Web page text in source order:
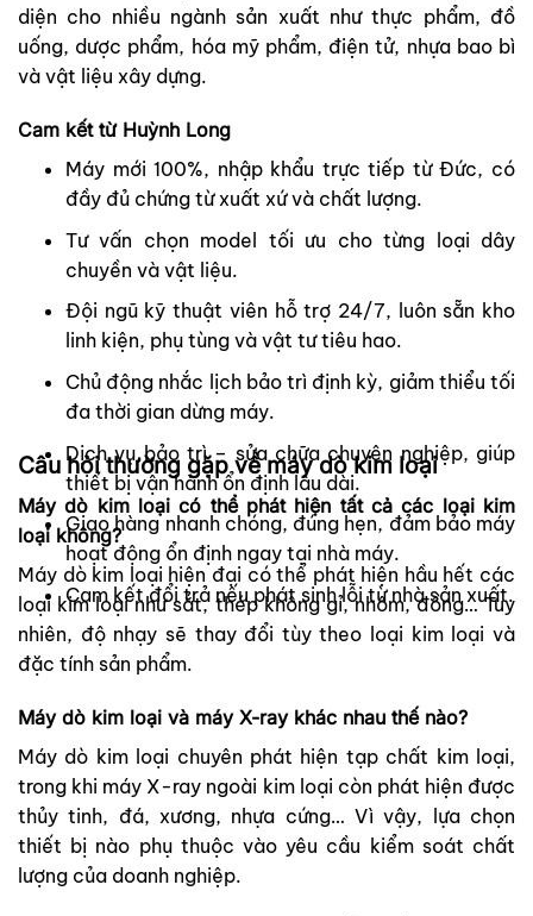
diện cho nhiều ngành sản xuất như thực phẩm, đồ
uống, dược phẩm, hóa mỹ phẩm, điện tử, nhựa bao bì
và vật liệu xây dựng.
Cam kết từ Huỳnh Long
Máy mới 100%, nhập khẩu trực tiếp từ Đức, có
đầy đủ chứng từ xuất xứ và chất lượng.
Tư vấn chọn model tối ưu cho từng loại dây
chuyền và vật liệu.
Đội ngũ kỹ thuật viên hỗ trợ 24/7, luôn sẵn kho
linh kiện, phụ tùng và vật tư tiêu hao.
Chủ động nhắc lịch bảo trì định kỳ, giảm thiểu tối
đa thời gian dừng máy.
Dịch vụ bảo trì – sửa chữa chuyên nghiệp, giúp
thiết bị vận hành ổn định lâu dài.
Giao hàng nhanh chóng, đúng hẹn, đảm bảo máy
hoạt động ổn định ngay tại nhà máy.
Cam kết đổi trả nếu phát sinh lỗi từ nhà sản xuất.
Câu hỏi thường gặp về máy dò kim loại
Máy dò kim loại có thể phát hiện tất cả các loại kim
loại không?
Máy dò kim loại hiện đại có thể phát hiện hầu hết các
loại kim loại như sắt, thép không gỉ, nhôm, đồng… Tuy
nhiên, độ nhạy sẽ thay đổi tùy theo loại kim loại và
đặc tính sản phẩm.
Máy dò kim loại và máy X-ray khác nhau thế nào?
Máy dò kim loại chuyên phát hiện tạp chất kim loại,
trong khi máy X-ray ngoài kim loại còn phát hiện được
thủy tinh, đá, xương, nhựa cứng… Vì vậy, lựa chọn
thiết bị nào phụ thuộc vào yêu cầu kiểm soát chất
lượng của doanh nghiệp.